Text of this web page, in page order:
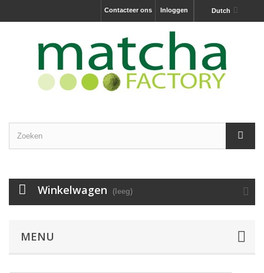
Dutch
Inloggen
Contacteer ons
Winkelwagen (leeg)
MENU